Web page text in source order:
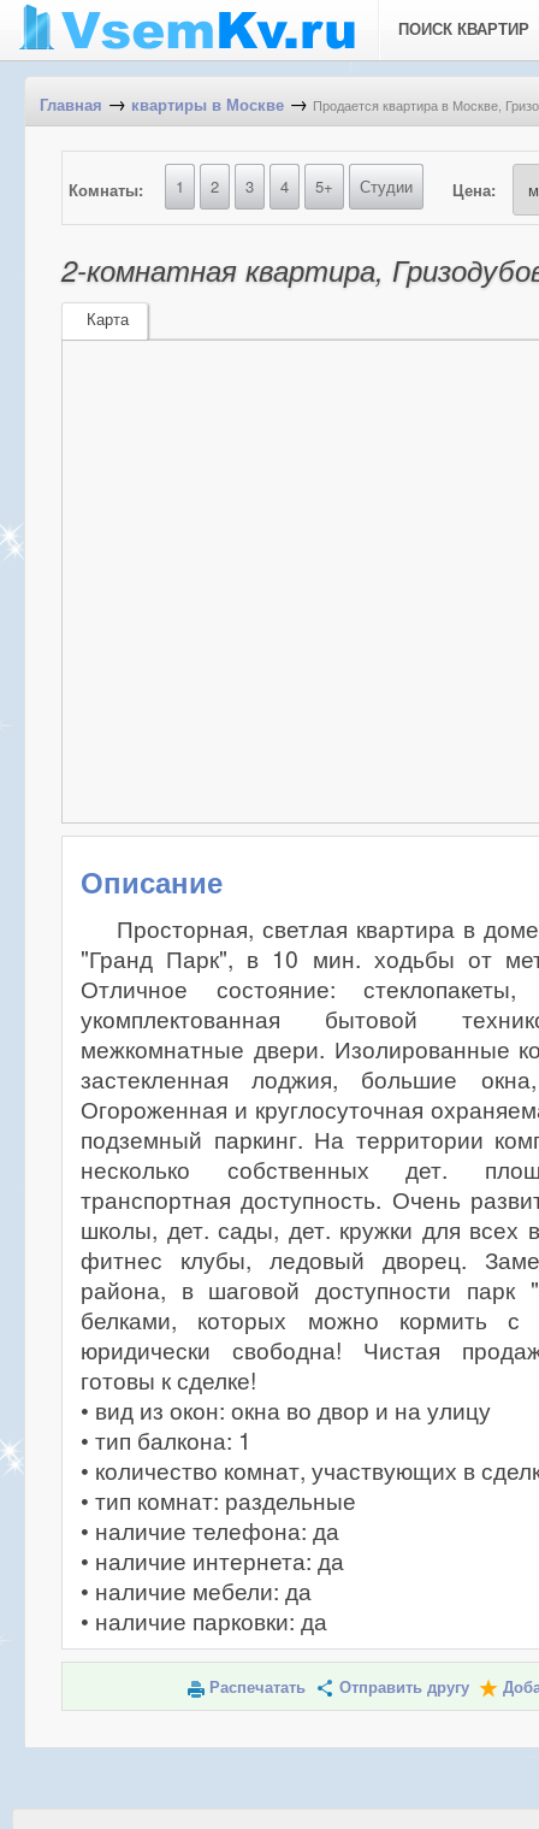
ПОИСК КВАРТИР
Главная → квартиры в Москве → Продается квартира в Москве,
Комнаты: 1 2 3 4 5+ Студии Цена:
2-комнатная квартира,
Карта
Описание
Просторная, светлая квартира в
"Гранд Парк", в 10 мин. ходьбы от
Отличное состояние: стеклопакеты,
укомплектованная бытовой
межкомнатные двери. Изолированные
застекленная лоджия, большие
Огороженная и круглосуточная
подземный паркинг. На территории
несколько собственных дет.
транспортная доступность. Очень
школы, дет. сады, дет. кружки для всех
фитнес клубы, ледовый дворец.
района, в шаговой доступности парк
белками, которых можно кормить с
юридически свободна! Чистая
готовы к сделке!
• вид из окон: окна во двор и на улицу
• тип балкона: 1
• количество комнат, участвующих в
• тип комнат: раздельные
• наличие телефона: да
• наличие интернета: да
• наличие мебели: да
• наличие парковки: да
Распечатать Отправить другу